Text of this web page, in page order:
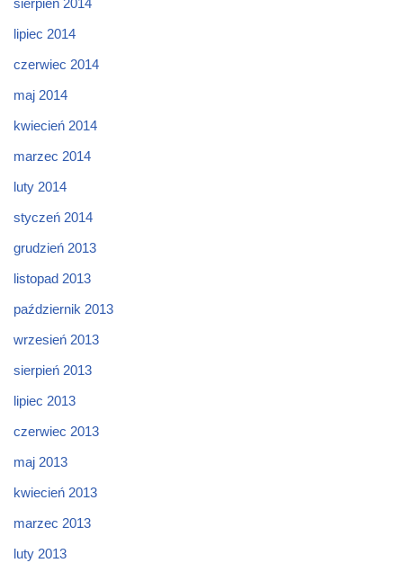
sierpień 2014
lipiec 2014
czerwiec 2014
maj 2014
kwiecień 2014
marzec 2014
luty 2014
styczeń 2014
grudzień 2013
listopad 2013
październik 2013
wrzesień 2013
sierpień 2013
lipiec 2013
czerwiec 2013
maj 2013
kwiecień 2013
marzec 2013
luty 2013